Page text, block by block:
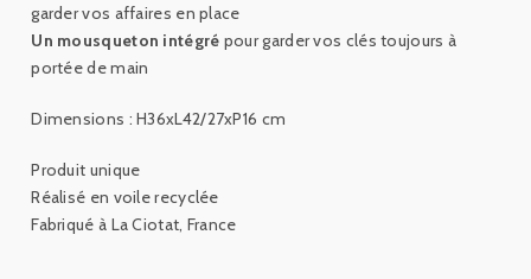
garder vos affaires en place
Un mousqueton intégré pour garder vos clés toujours à
portée de main
Dimensions : H36xL42/27xP16 cm
Produit unique
Réalisé en voile recyclée
Fabriqué à La Ciotat, France